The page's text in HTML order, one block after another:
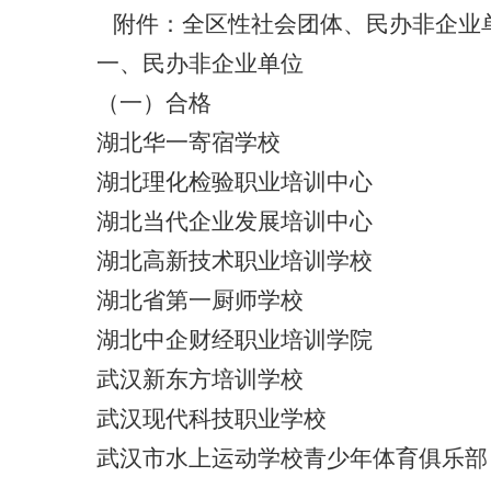
附件：全区性社会团体、民办非企
一、民办非企业单位
（一）合格
湖北华一寄宿学校
湖北理化检验职业培训中心
湖北当代企业发展培训中心
湖北高新技术职业培训学校
湖北省第一厨师学校
湖北中企财经职业培训学院
武汉新东方培训学校
武汉现代科技职业学校
武汉市水上运动学校青少年体育俱乐部